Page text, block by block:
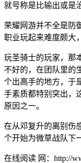
就号称是比输出或是
荣耀网游并不全是防
职业玩起来难度颇大
玩圣骑士的玩家，那
不好的，在团队里的
个出高手的地方，于
手素质都特别突出，
原因之一。
在从邓复升的离别伤
个开始为微草战队下
在线阅读 网：http://